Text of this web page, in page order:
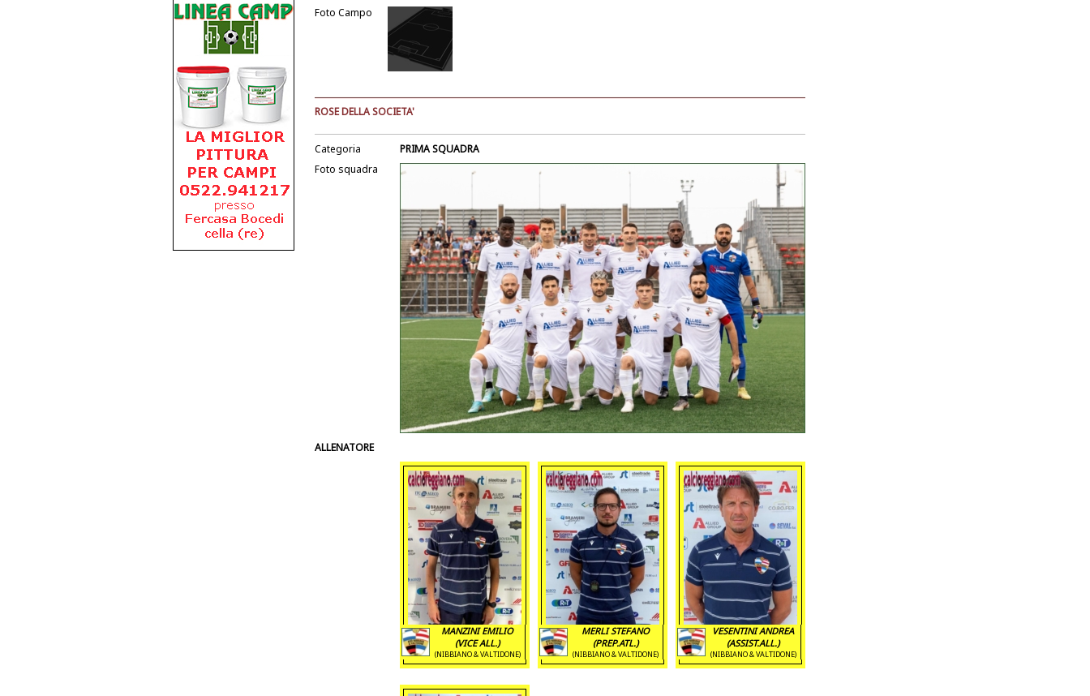
Foto Campo
ROSE DELLA SOCIETA'
Categoria
PRIMA SQUADRA
Foto squadra
ALLENATORE
MANZINI EMILIO
(VICE ALL.)
(NIBBIANO & VALTIDONE)
MERLI STEFANO
(PREP.ATL.)
(NIBBIANO & VALTIDONE)
VESENTINI ANDREA
(ASSIST.ALL.)
(NIBBIANO & VALTIDONE)